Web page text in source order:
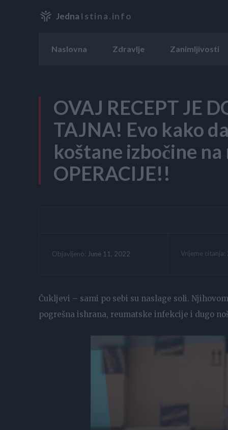
Jedna Istina.info
Naslovna Zdravlje Zanimljivosti
OVAJ RECEPT JE
TAJNA! Evo kako
koštane izbočine na
OPERACIJE!!
Objavljeno: June 11, 2022 Vrijeme citanja:
Čukljevi – sami po sebi su naslage soli.
pogrešna ishrana, reumatske infekcije i dugo